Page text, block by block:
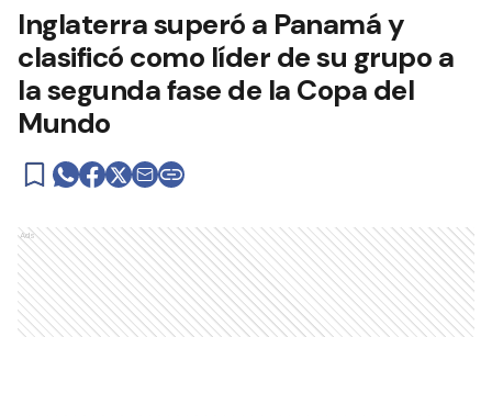
Inglaterra superó a Panamá y
clasificó como líder de su grupo a
la segunda fase de la Copa del
Mundo
Ads